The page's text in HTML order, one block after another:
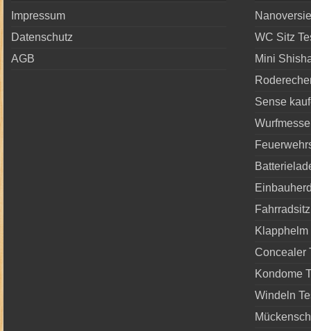
Impressum
Datenschutz
AGB
WC Sitz
Mini
Sense
Klapphelm
Concealer
Kondome
Windeln